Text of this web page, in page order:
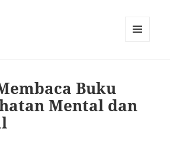
Buku
Mental dan